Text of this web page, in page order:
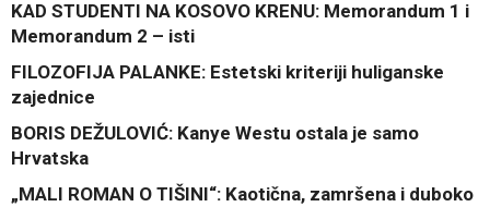
KAD STUDENTI NA KOSOVO KRENU: Memorandum 1 i
Memorandum 2 – isti
FILOZOFIJA PALANKE: Estetski kriteriji huliganske
zajednice
BORIS DEŽULOVIĆ: Kanye Westu ostala je samo
Hrvatska
„MALI ROMAN O TIŠINI“: Kaotična, zamršena i duboko